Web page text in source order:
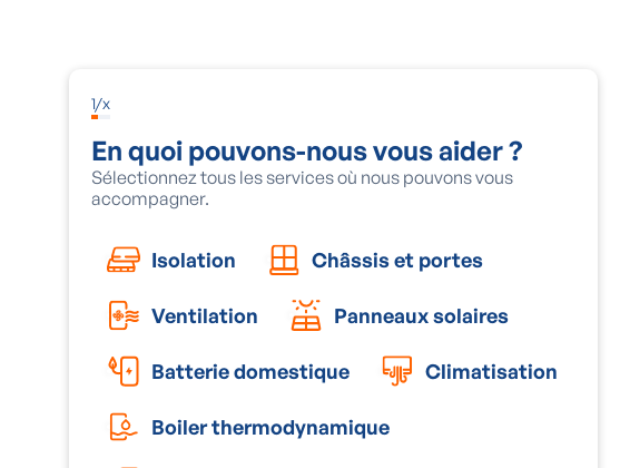
1/x
En quoi pouvons-nous vous aider ?
Sélectionnez tous les services où nous pouvons vous
accompagner.
Isolation Châssis et portes
Ventilation Panneaux solaires
Batterie domestique Climatisation
Boiler thermodynamique